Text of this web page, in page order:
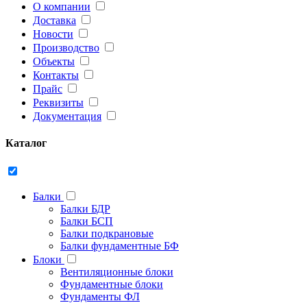
О компании
Доставка
Новости
Производство
Объекты
Контакты
Прайс
Реквизиты
Документация
Каталог
Балки
Балки БДР
Балки БСП
Балки подкрановые
Балки фундаментные БФ
Блоки
Вентиляционные блоки
Фундаментные блоки
Фундаменты ФЛ